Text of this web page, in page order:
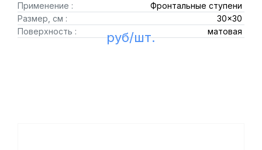
Применение :
Фронтальные ступени
Размер, см :
30x30
Поверхность :
матовая
руб/шт.